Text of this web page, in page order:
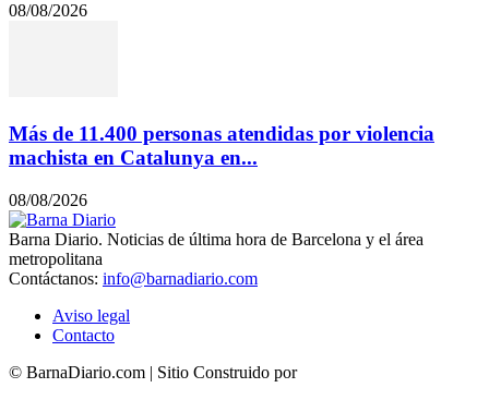
08/08/2026
Más de 11.400 personas atendidas por violencia
machista en Catalunya en...
08/08/2026
Barna Diario. Noticias de última hora de Barcelona y el área
metropolitana
Contáctanos: info@barnadiario.com
Aviso legal
Contacto
© BarnaDiario.com | Sitio Construido por